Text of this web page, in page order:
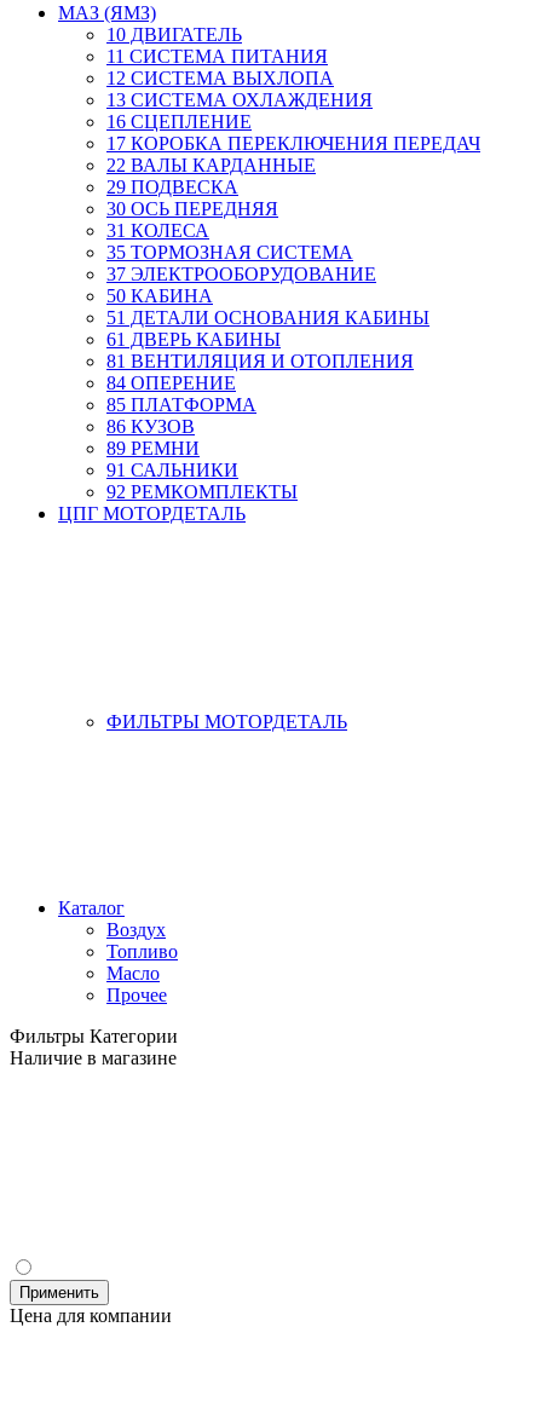
МАЗ (ЯМЗ)
10 ДВИГАТЕЛЬ
11 СИСТЕМА ПИТАНИЯ
12 СИСТЕМА ВЫХЛОПА
13 СИСТЕМА ОХЛАЖДЕНИЯ
16 СЦЕПЛЕНИЕ
17 КОРОБКА ПЕРЕКЛЮЧЕНИЯ ПЕРЕДАЧ
22 ВАЛЫ КАРДАННЫЕ
29 ПОДВЕСКА
30 ОСЬ ПЕРЕДНЯЯ
31 КОЛЕСА
35 ТОРМОЗНАЯ СИСТЕМА
37 ЭЛЕКТРООБОРУДОВАНИЕ
50 КАБИНА
51 ДЕТАЛИ ОСНОВАНИЯ КАБИНЫ
61 ДВЕРЬ КАБИНЫ
81 ВЕНТИЛЯЦИЯ И ОТОПЛЕНИЯ
84 ОПЕРЕНИЕ
85 ПЛАТФОРМА
86 КУЗОВ
89 РЕМНИ
91 САЛЬНИКИ
92 РЕМКОМПЛЕКТЫ
ЦПГ МОТОРДЕТАЛЬ
ФИЛЬТРЫ МОТОРДЕТАЛЬ
Каталог
Воздух
Топливо
Масло
Прочее
Фильтры Категории
Наличие в магазине
Применить
Цена для компании